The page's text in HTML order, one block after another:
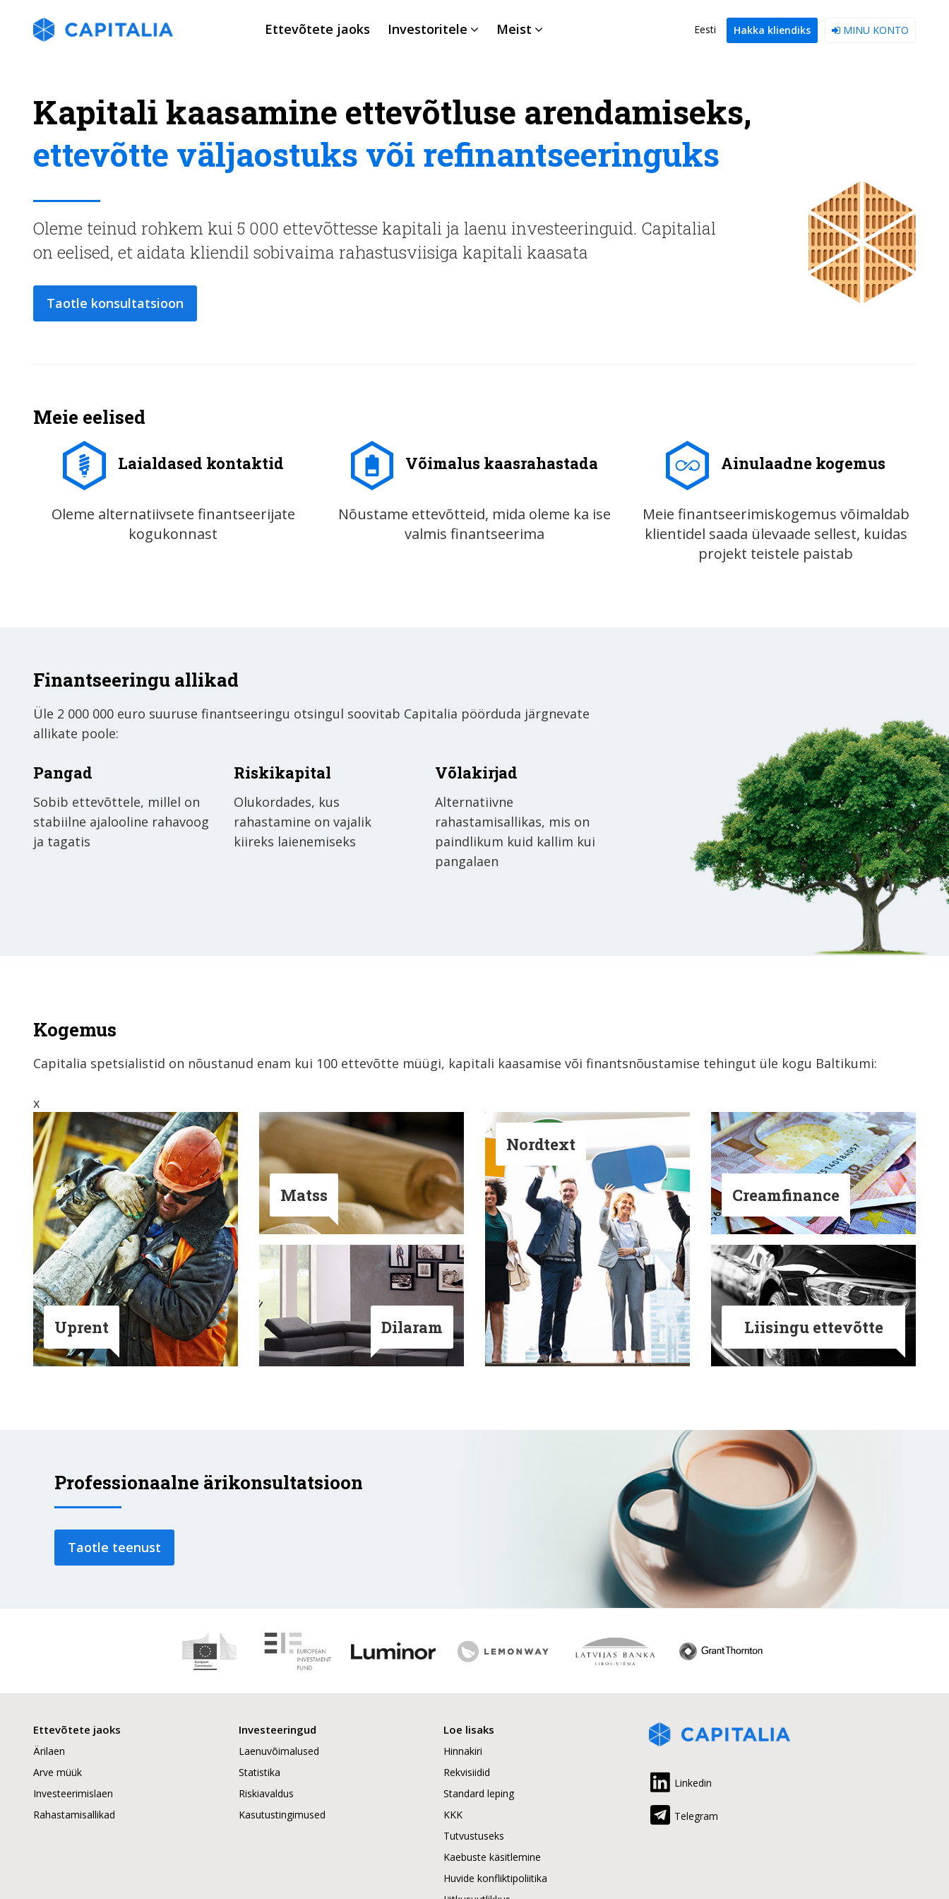
Ettevõtete jaoks Investoritele Meist MINU KONTO
Hakka kliendiks
Eesti
Kapitali kaasamine ettevõtluse arendamiseks,
ettevõtte väljaostuks või refinantseeringuks
Oleme teinud rohkem kui 5 000 ettevõttesse kapitali ja laenu investeeringuid. Capitalial
on eelised, et aidata kliendil sobivaima rahastusviisiga kapitali kaasata
Taotle konsultatsioon
Meie eelised
Laialdased kontaktid
Oleme alternatiivsete finantseerijate
kogukonnast
Võimalus kaasrahastada
Nõustame ettevõtteid, mida oleme ka ise
valmis finantseerima
Ainulaadne kogemus
Meie finantseerimiskogemus võimaldab
klientidel saada ülevaade sellest, kuidas
projekt teistele paistab
Finantseeringu allikad
Üle 2 000 000 euro suuruse finantseeringu otsingul soovitab Capitalia pöörduda järgnevate
allikate poole:
Pangad
Sobib ettevõttele, millel on
stabiilne ajalooline rahavoog
ja tagatis
Riskikapital
Olukordades, kus
rahastamine on vajalik
kiireks laienemiseks
Võlakirjad
Alternatiivne
rahastamisallikas, mis on
paindlikum kuid kallim kui
pangalaen
Kogemus
Capitalia spetsialistid on nõustanud enam kui 100 ettevõtte müügi, kapitali kaasamise või finantsnõustamise tehingut üle kogu Baltikumi:
x
Uprent
Matss
Dilaram
Nordtext
Creamfinance
Liisingu ettevõtte
Professionaalne ärikonsultatsioon
Taotle teenust
Ettevõtete jaoks
Ärilaen
Arve müük
Investeerimislaen
Rahastamisallikad
Investeeringud
Laenuvõimalused
Statistika
Riskiavaldus
Kasutustingimused
Loe lisaks
Hinnakiri
Rekvisiidid
Standard leping
KKK
Tutvustuseks
Kaebuste käsitlemine
Huvide konfliktipoliitika
Linkedin
Telegram